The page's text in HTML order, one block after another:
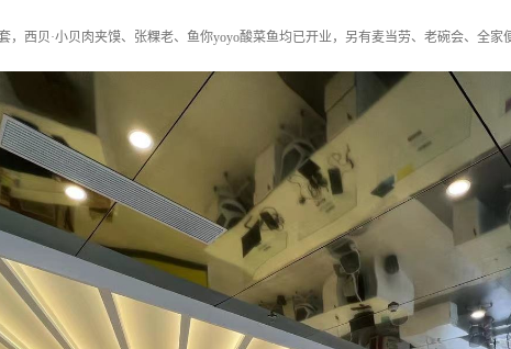
，西贝·小贝肉夹馍、张粿老、鱼你yoyo酸菜鱼均已开业，另有麦当劳、老碗会、全